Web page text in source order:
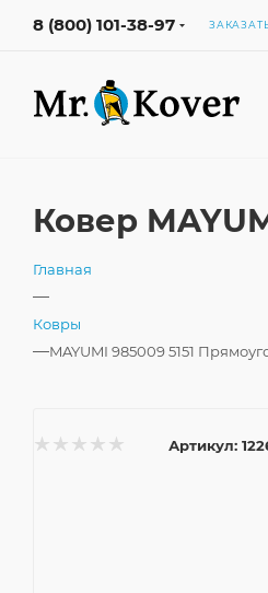
8 (800) 101-38-97
Ковер
Главная
—
Ковры
—MAYUMI 985009 5151
Артикул: